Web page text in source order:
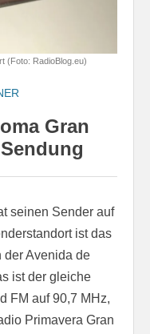
(Foto: RadioBlog.eu)
Gran
seinen Sender auf
ist das
der Avenida de
ist der gleiche
FM auf 90,7 MHz,
Primavera Gran